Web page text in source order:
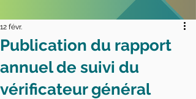
Publication du rapport
annuel de suivi du
vérificateur général
12 févr.